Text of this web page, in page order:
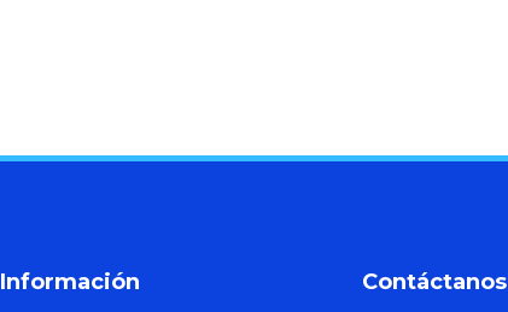
Información Contáctanos